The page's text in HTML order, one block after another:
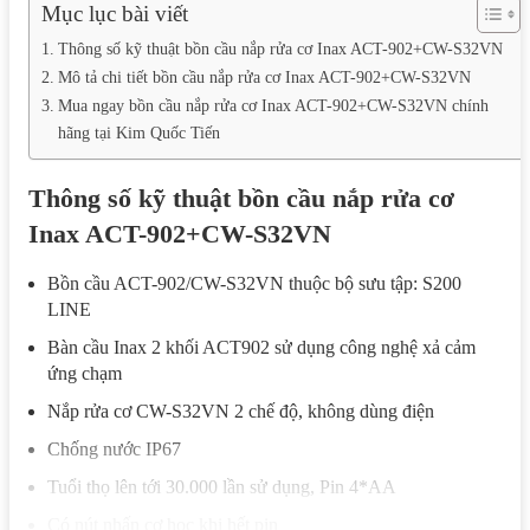
Mục lục bài viết
Thông số kỹ thuật bồn cầu nắp rửa cơ Inax ACT-902+CW-S32VN
Mô tả chi tiết bồn cầu nắp rửa cơ Inax ACT-902+CW-S32VN
Mua ngay bồn cầu nắp rửa cơ Inax ACT-902+CW-S32VN chính
hãng tại Kim Quốc Tiến
Thông số kỹ thuật bồn cầu nắp rửa cơ
Inax ACT-902+CW-S32VN
Bồn cầu ACT-902/CW-S32VN thuộc bộ sưu tập: S200
LINE
Bàn cầu Inax 2 khối ACT902 sử dụng công nghệ xả cảm
ứng chạm
Nắp rửa cơ CW-S32VN 2 chế độ, không dùng điện
Chống nước IP67
Tuổi thọ lên tới 30.000 lần sử dụng, Pin 4*AA